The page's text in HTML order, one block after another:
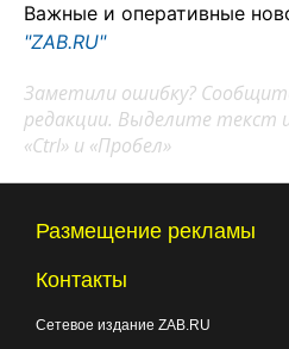
Важные и оперативные
"ZAB.RU"
Заметили ошибку?
редакции. Выделите
«Ctrl» и «Пробел»
Размещение рекламы
Контакты
Сетевое издание ZAB.RU